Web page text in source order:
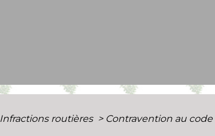
Infractions routières > Contravention au